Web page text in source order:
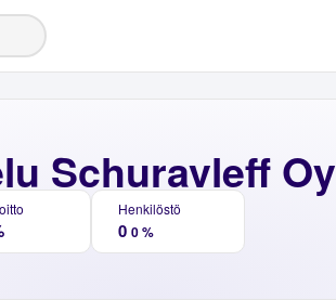
Schuravleff Oy
Henkilöstö
0 0 %